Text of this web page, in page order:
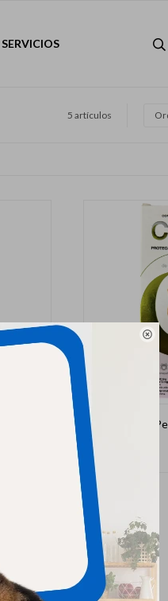

SERVICIOS
5 artículos
Cidar